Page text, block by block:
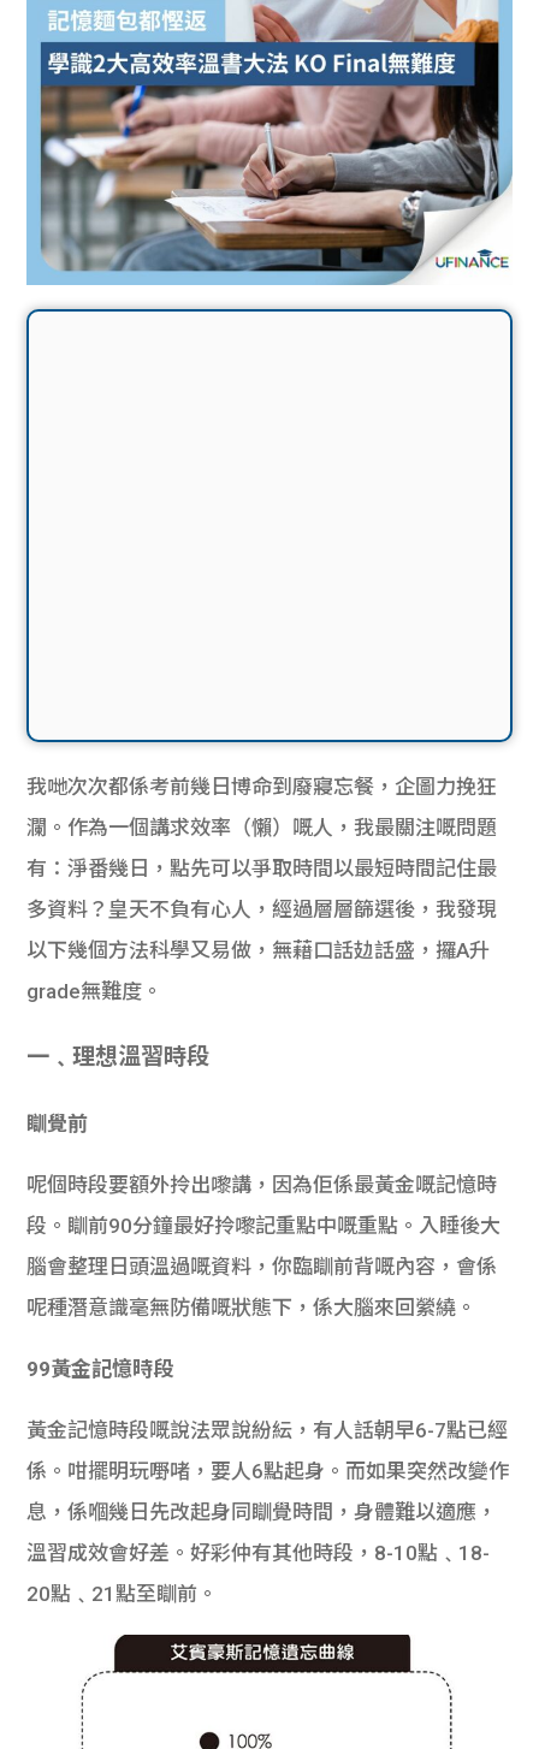
我哋次次都係考前幾日博命到廢寢忘餐，企圖力挽狂
瀾。作為一個講求效率（懶）嘅人，我最關注嘅問題
有：淨番幾日，點先可以爭取時間以最短時間記住最
多資料？皇天不負有心人，經過層層篩選後，我發現
以下幾個方法科學又易做，無藉口話攰話盛，攞A升
grade無難度。
一﹑理想溫習時段
瞓覺前
呢個時段要額外拎出嚟講，因為佢係最黃金嘅記憶時
段。瞓前90分鐘最好拎嚟記重點中嘅重點。入睡後大
腦會整理日頭溫過嘅資料，你臨瞓前背嘅內容，會係
呢種潛意識毫無防備嘅狀態下，係大腦來回縈繞。
99黃金記憶時段
黃金記憶時段嘅說法眾說紛紜，有人話朝早6-7點已經
係。咁擺明玩嘢啫，要人6點起身。而如果突然改變作
息，係嗰幾日先改起身同瞓覺時間，身體難以適應，
溫習成效會好差。好彩仲有其他時段，8-10點﹑18-
20點﹑21點至瞓前。